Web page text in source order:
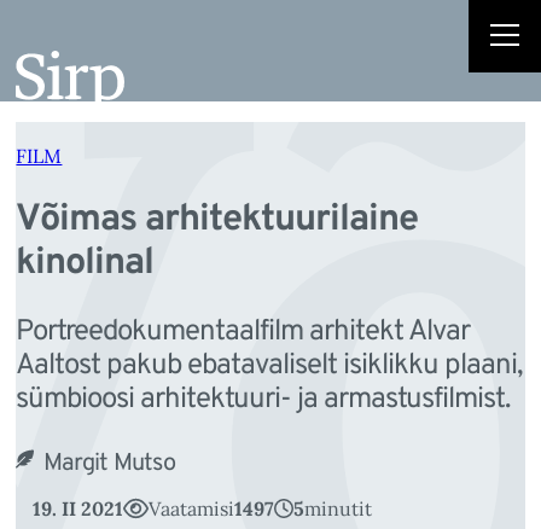
juurde
FILM
Võimas arhitektuurilaine
kinolinal
Portreedokumentaalfilm arhitekt Alvar
Aaltost pakub ebatavaliselt isiklikku plaani,
sümbioosi arhitektuuri- ja armastusfilmist.
Margit Mutso
19. II 2021 Vaatamisi1497 5minutit